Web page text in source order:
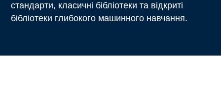
стандарти, класичні бібліотеки та відкриті
бібліотеки глибокого машинного навчання.